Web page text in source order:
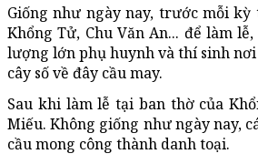
Giống như ngày nay, trước mỗi
Khổng Tử, Chu Văn An... để làm
lượng lớn phụ huynh và thí sinh
cây số về đây cầu may.
Sau khi làm lễ tại ban thờ của
Miếu. Không giống như ngày nay,
cầu mong công thành danh toại.